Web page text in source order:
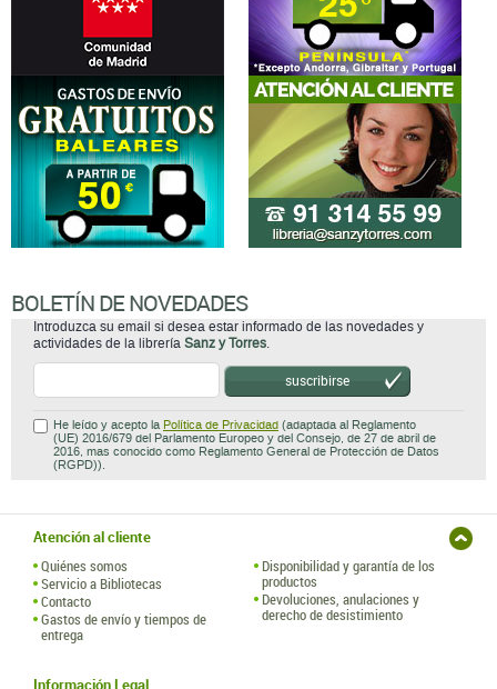
BOLETÍN DE NOVEDADES
Introduzca su email si desea estar informado de las novedades y
actividades de la librería Sanz y Torres.
suscribirse
He leído y acepto la Política de Privacidad (adaptada al Reglamento
(UE) 2016/679 del Parlamento Europeo y del Consejo, de 27 de abril de
2016, mas conocido como Reglamento General de Protección de Datos
(RGPD)).
Atención al cliente
Quiénes somos
Servicio a Bibliotecas
Contacto
Gastos de envío y tiempos de
entrega
Disponibilidad y garantía de los
productos
Devoluciones, anulaciones y
derecho de desistimiento
Información Legal